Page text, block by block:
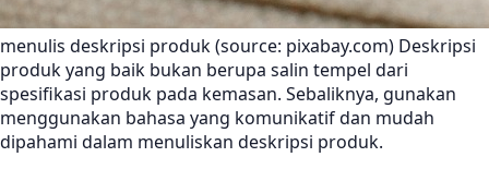
menulis deskripsi produk (source: pixabay.com) Deskripsi
produk yang baik bukan berupa salin tempel dari
spesifikasi produk pada kemasan. Sebaliknya, gunakan
menggunakan bahasa yang komunikatif dan mudah
dipahami dalam menuliskan deskripsi produk.